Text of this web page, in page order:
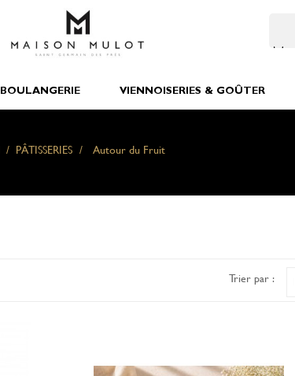
BOULANGERIE VIENNOISERIES & GOÛTER
PÂTISSERIES Autour du Fruit
Trier par :